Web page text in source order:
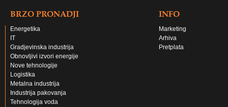
BRZO PRONADJI
Energetika
IT
Gradjevinska industrija
Obnovljivi izvori energije
Nove tehnologije
Logistika
Metalna industrija
Industrija pakovanja
Tehnologija voda
INFO
Marketing
Arhiva
Pretplata